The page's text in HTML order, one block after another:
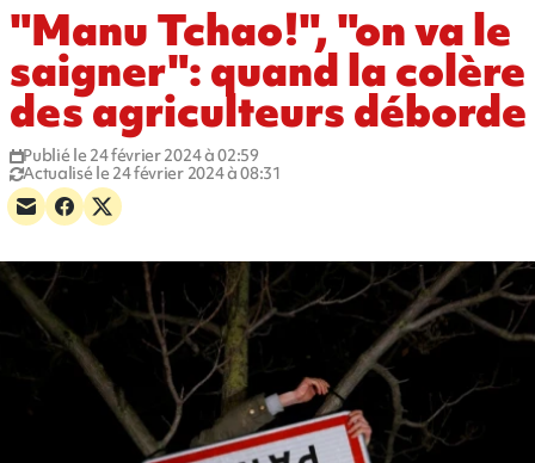
"Manu Tchao!", "on va le
saigner": quand la colère
des agriculteurs déborde
Publié le 24 février 2024 à 02:59
Actualisé le 24 février 2024 à 08:31